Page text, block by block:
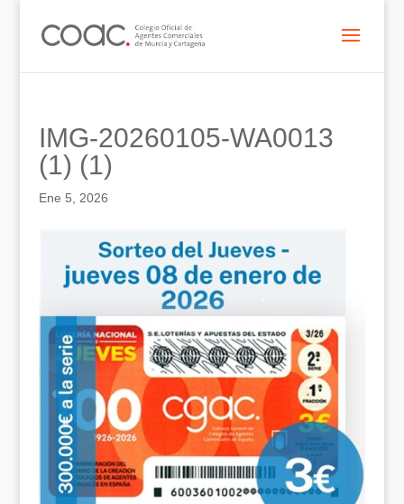
IMG-20260105-WA0013
(1) (1)
Ene 5, 2026